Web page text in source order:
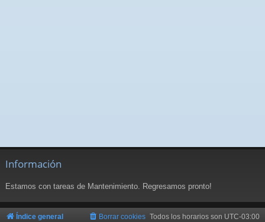
Información
Estamos con tareas de Mantenimiento. Regresamos pronto!
Índice general Todos los horarios son UTC-03:00
Borrar cookies